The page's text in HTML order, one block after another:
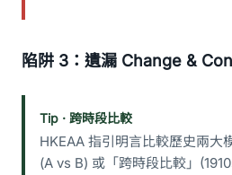
陷阱 3：遺漏 Change &
Tip · 跨時段比較
HKEAA 指引明言比較歷史兩大
(A vs B) 或「跨時段比較」